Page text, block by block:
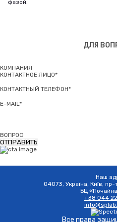
фазой.
ДЛЯ
КОМПАНИЯ
КОНТАКТНОЕ ЛИЦО*
КОНТАКТНЫЙ ТЕЛЕФОН*
E-MAIL*
ВОПРОС
Наш
04073, Україна, Київ,
БЦ
+38 044
Все права